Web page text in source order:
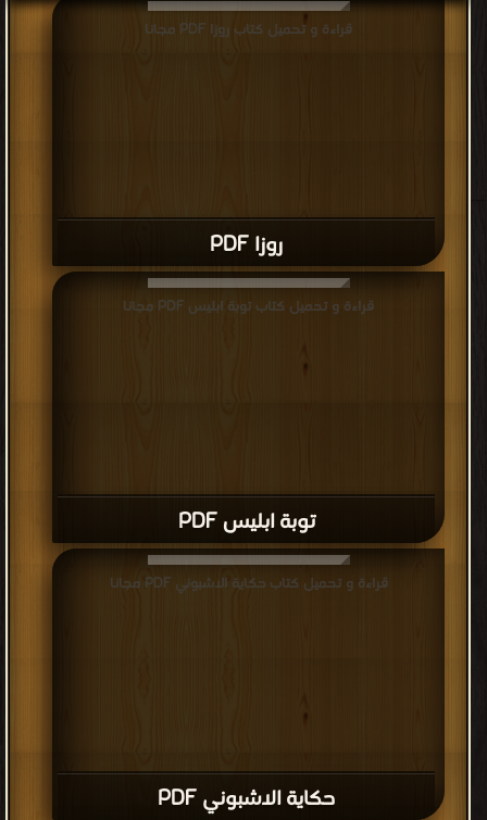
روزا PDF
قراءة و تحميل كتاب روزا PDF مجانا
توبة ابليس PDF
قراءة و تحميل كتاب توبة ابليس PDF مجانا
حكاية الاشبوني PDF
قراءة و تحميل كتاب حكاية الاشبوني PDF مجانا